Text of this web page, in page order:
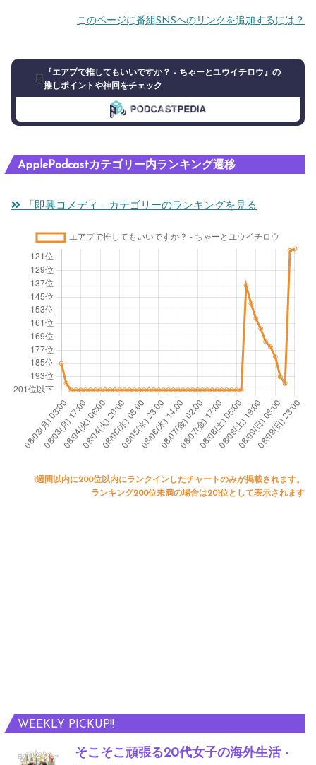
WEEKLY PICKUP!!
そこそこ頑張る20代女子の海外生活 -
このページに番組SNSへのリンクを追加するには？
『エアプで推してもいいですか？ - ちゃーとユウイチロウ』の
推しポイントや神回をチェック
ApplePodcastカテゴリー内ランキング遷移
「即興コメディ」カテゴリーのランキングを見る
1週間以内に200位以内にランクインしたチャートのみが掲載されます。
ランキング200位未満の場合は201位として表示されます